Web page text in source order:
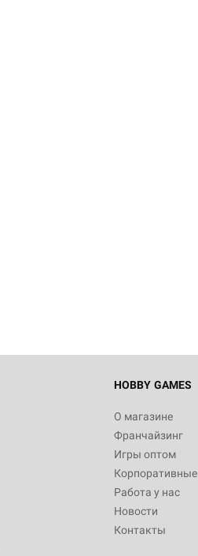
HOBBY GAMES
О магазине
Франчайзинг
Игры оптом
Работа у нас
Новости
Контакты